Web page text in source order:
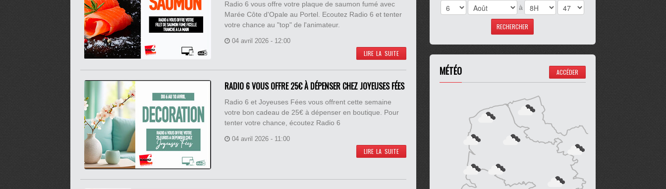
Radio 6 vous offre votre plaque de saumon fumé avec
Marée Côte d'Opale au Portel. Ecoutez Radio 6 et tenter
votre chance au "top" de l'animateur.
04 avril 2026 - 12:00
LIRE LA SUITE
RADIO 6 VOUS OFFRE 25€ À DÉPENSER CHEZ JOYEUSES FÉES
Radio 6 et Joyeuses Fées vous offrent cette semaine
votre bon cadeau de 25€ à dépenser en boutique. Pour
tenter votre chance, écoutez Radio 6
04 avril 2026 - 11:00
LIRE LA SUITE
à
MÉTÉO ACCÉDER